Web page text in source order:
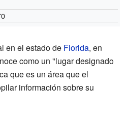
en el estado de Florida, en
como un "lugar designado
que es un área que el
información sobre su